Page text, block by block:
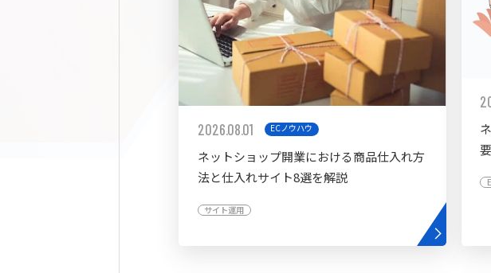
2026.08.01 ECノウハウ
ネットショップ開業における商品仕入れ方
法と仕入れサイト8選を解説
サイト運用